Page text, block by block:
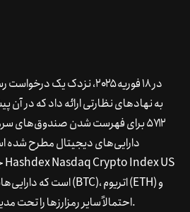
۵۷۱۲ برای فهرست شدن صندوق‌های
دارایی‌های دیجیتال مطرح شده
احتمالاً سایر رمزارزها را تحت مدیریت غیرفعال در بر می‌گیرد.